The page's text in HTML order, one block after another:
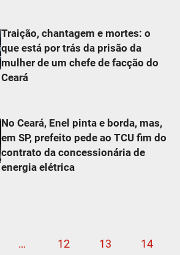
Traição, chantagem e mortes: o
que está por trás da prisão da
mulher de um chefe de facção do
Ceará
No Ceará, Enel pinta e borda, mas,
em SP, prefeito pede ao TCU fim do
contrato da concessionária de
energia elétrica
… 12 13 14